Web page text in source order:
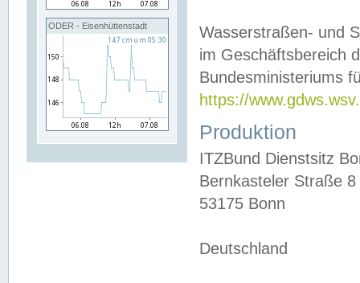
ODER - Eisenhüttenstadt
Wasserstraßen- und
im Geschäftsbereich
Bundesministeriums
https://
Produktion
ITZBund Dienstsitz
Bernkasteler Straße 8
53175 Bonn
Deutschland